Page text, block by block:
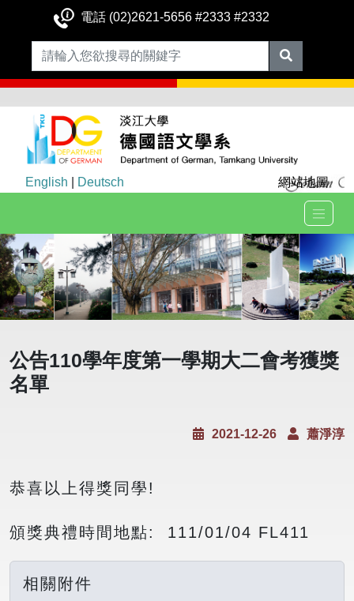
電話 (02)2621-5656 #2333 #2332
English Deutsch 網站地圖
公告110學年度第一學期大二會考獲獎
名單
2021-12-26 蕭淨淳
恭喜以上得獎同學!
頒獎典禮時間地點: 111/01/04 FL411
相關附件